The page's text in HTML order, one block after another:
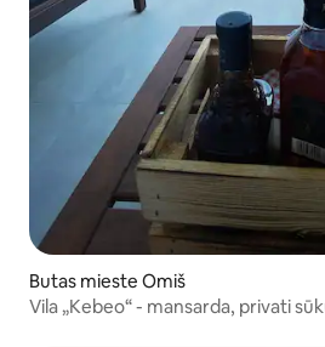
Butas mieste Omiš
Vila „Kebeo“ - mansarda, privati